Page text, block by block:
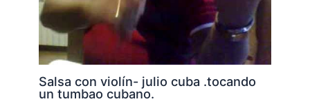
Salsa con violín- julio cuba .tocando
un tumbao cubano.